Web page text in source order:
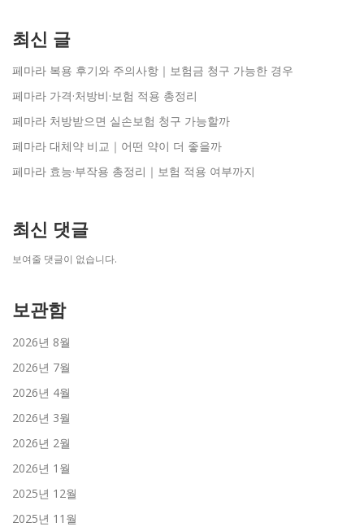
최신 글
페마라 복용 후기와 주의사항｜보험금 청구 가능한 경우
페마라 가격·처방비·보험 적용 총정리
페마라 처방받으면 실손보험 청구 가능할까
페마라 대체약 비교｜어떤 약이 더 좋을까
페마라 효능·부작용 총정리｜보험 적용 여부까지
최신 댓글
보여줄 댓글이 없습니다.
보관함
2026년 8월
2026년 7월
2026년 4월
2026년 3월
2026년 2월
2026년 1월
2025년 12월
2025년 11월